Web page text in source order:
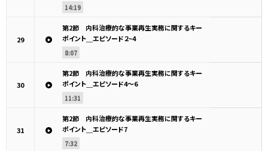
14:19
29
第2節 内科治療的な事業再生実務に関するキー
ポイント＿エピソード２~4
8:07
30
第2節 内科治療的な事業再生実務に関するキー
ポイント＿エピソード4～6
11:31
31
第2節 内科治療的な事業再生実務に関するキー
ポイント＿エピソード7
7:32